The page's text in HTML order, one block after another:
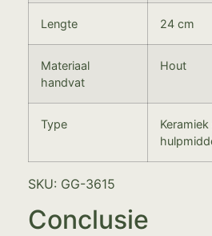
Lengte 24 cm
Materiaal
handvat
Hout
Type
SKU: GG-3615
Conclusie